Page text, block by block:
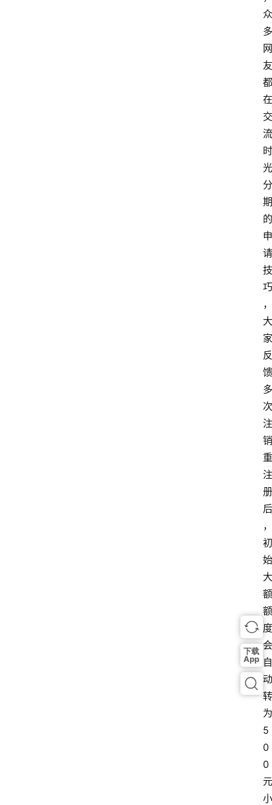
众
多
网
友
都
在
交
流
时
光
分
期
的
申
请
技
巧
，
大
家
反
馈
多
次
注
销
重
注
册
后
，
初
始
大
额
额
度
会
自
动
转
为
5
0
0
元
小
下载
App